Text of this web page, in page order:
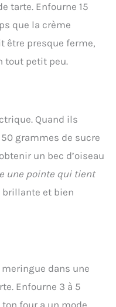
tarte. Enfourne 15
que la crème
être presque ferme,
tout petit peu.
Quand ils
grammes de sucre
un bec d’oiseau
une pointe qui tient
brillante et bien
meringue dans une
Enfourne 3 à 5